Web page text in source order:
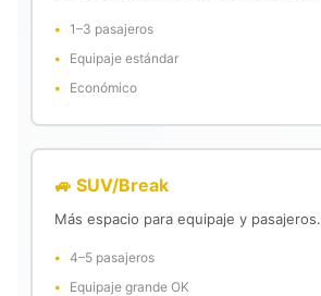
1–3 pasajeros
Equipaje estándar
Económico
🚙 SUV/Break
Más espacio para equipaje y pasajeros.
4–5 pasajeros
Equipaje grande OK